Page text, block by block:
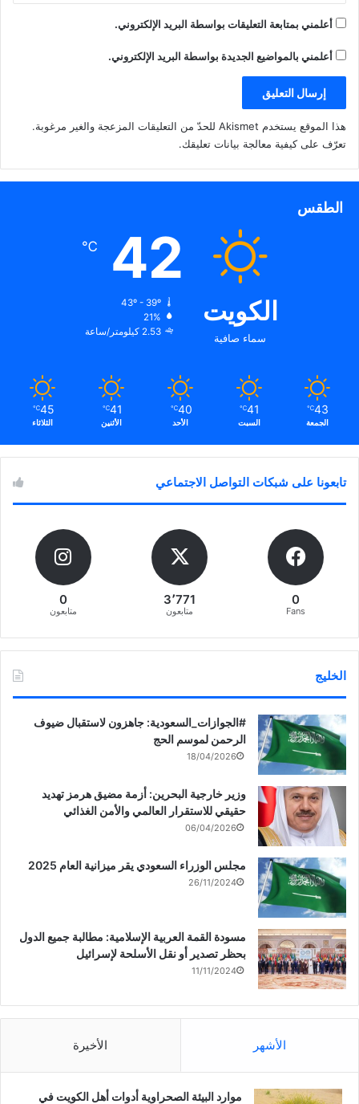
أعلمني بمتابعة التعليقات بواسطة البريد الإلكتروني.
أعلمني بالمواضيع الجديدة بواسطة البريد الإلكتروني.
هذا الموقع يستخدم Akismet للحدّ من التعليقات المزعجة والغير مرغوبة.
تعرّف على كيفية معالجة بيانات تعليقك.
الطقس
الكويت
سماء صافية
42
℃
43º - 39º
21%
2.53 كيلومتر/ساعة
43
℃
الجمعة
41
℃
السبت
40
℃
الأحد
41
℃
الأثنين
45
℃
الثلاثاء
تابعونا على شبكات التواصل الاجتماعي
0
Fans
3٬771
متابعون
0
متابعون
الخليج
‏‎#الجوازات_السعودية: جاهزون لاستقبال ضيوف
الرحمن لموسم الحج
18/04/2026
وزير خارجية البحرين: أزمة مضيق هرمز تهديد
حقيقي للاستقرار العالمي والأمن الغذائي
06/04/2026
مجلس الوزراء السعودي يقر ميزانية العام 2025
26/11/2024
مسودة القمة العربية الإسلامية: مطالبة جميع الدول
بحظر تصدير أو نقل الأسلحة لإسرائيل
11/11/2024
الأشهر الأخيرة
موارد البيئة الصحراوية أدوات أهل الكويت في